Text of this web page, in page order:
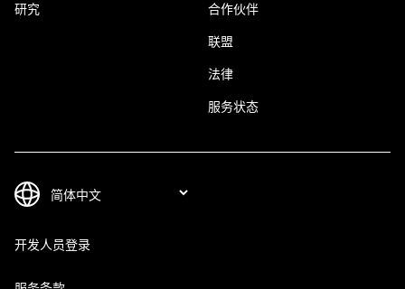
研究 合作伙伴
联盟
法律
服务状态
开发人员登录